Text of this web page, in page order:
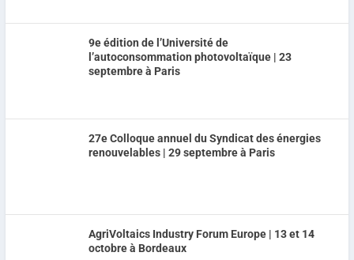
9e édition de l’Université de
l’autoconsommation photovoltaïque | 23
septembre à Paris
27e Colloque annuel du Syndicat des énergies
renouvelables | 29 septembre à Paris
AgriVoltaics Industry Forum Europe | 13 et 14
octobre à Bordeaux